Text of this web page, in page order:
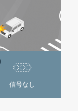
信号なし